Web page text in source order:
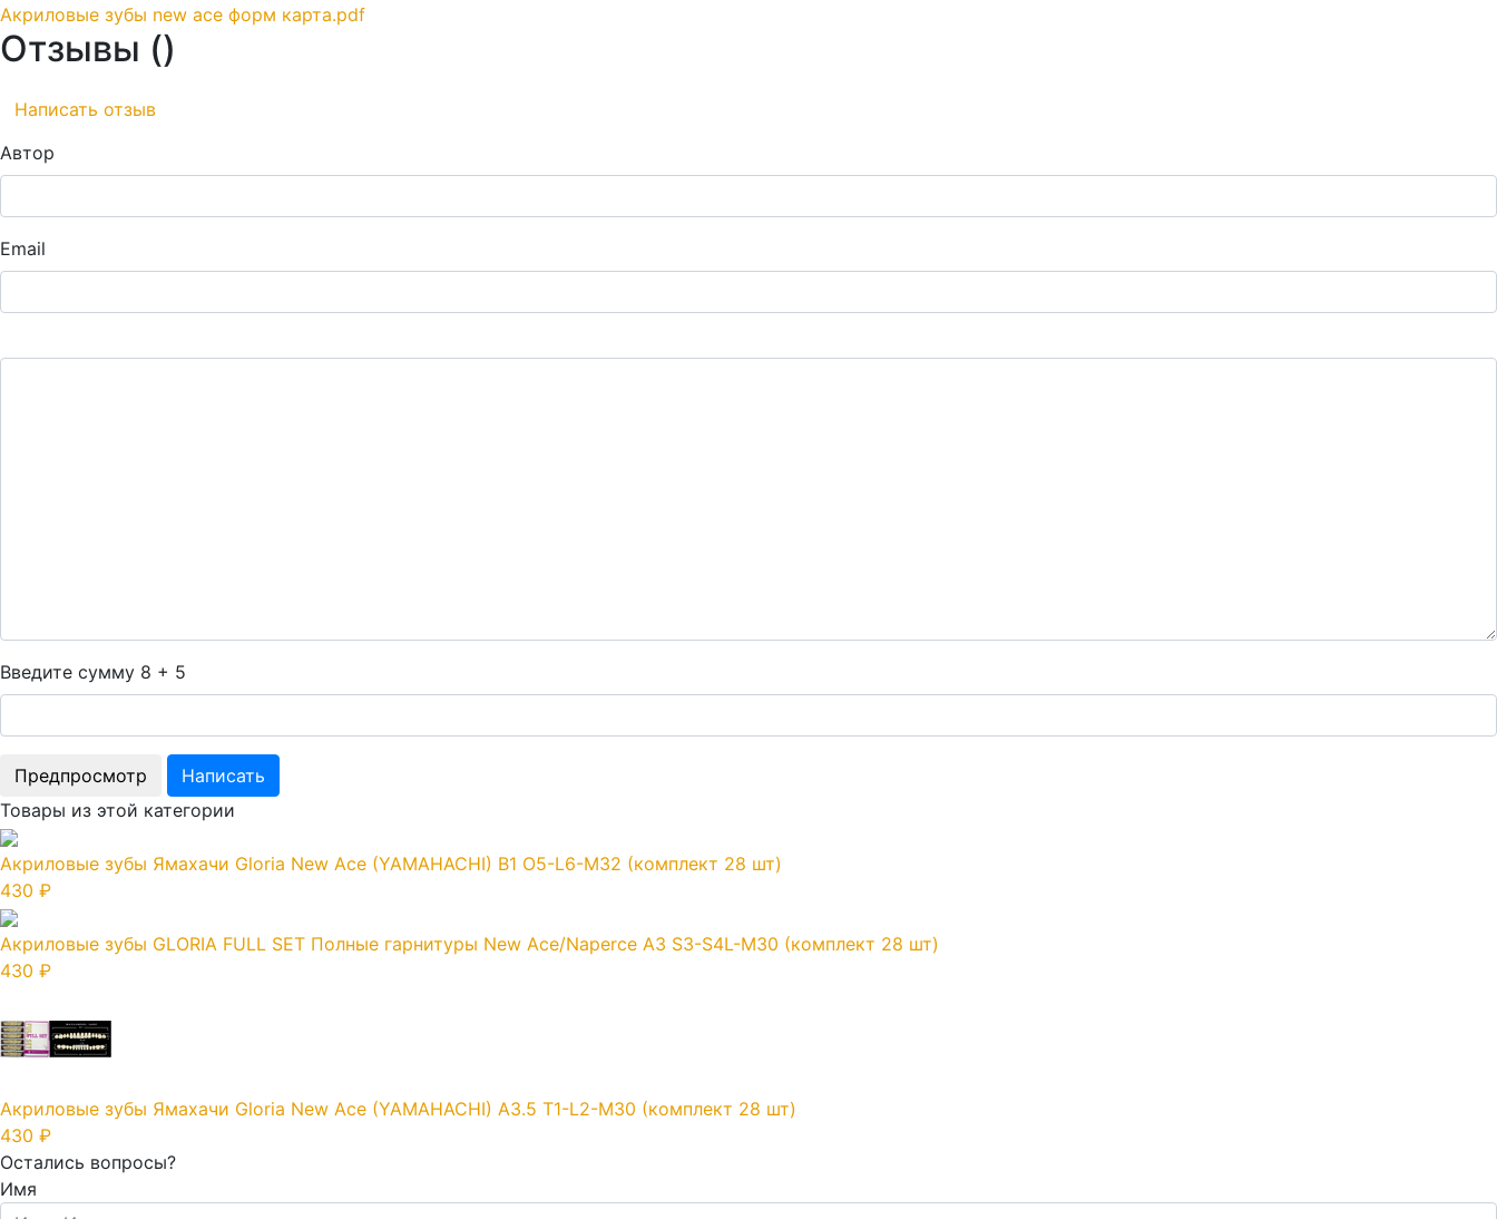
Акриловые зубы new ace форм карта.pdf
Отзывы ()
Написать отзыв
Автор
Email
Введите сумму 8 + 5
Товары из этой категории
Акриловые зубы Ямахачи Gloria New Ace (YAMAHACHI) B1 O5-L6-M32 (комплект 28 шт)
430 ₽
Акриловые зубы GLORIA FULL SET Полные гарнитуры New Ace/Naperce A3 S3-S4L-M30 (комплект 28 шт)
430 ₽
Акриловые зубы Ямахачи Gloria New Ace (YAMAHACHI) A3.5 T1-L2-M30 (комплект 28 шт)
430 ₽
Остались вопросы?
Имя